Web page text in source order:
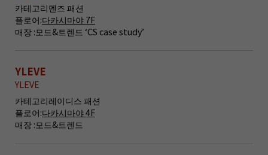
카테고리멘즈 패션
플로어:다카시마야 7F
매장 :모드&트렌드 ‘CS case study’
YLEVE
YLEVE
카테고리레이디스 패션
플로어:다카시마야 4F
매장 :모드&트렌드